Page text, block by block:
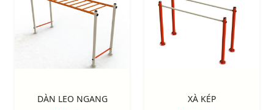
DÀN LEO NGANG XÀ KÉP